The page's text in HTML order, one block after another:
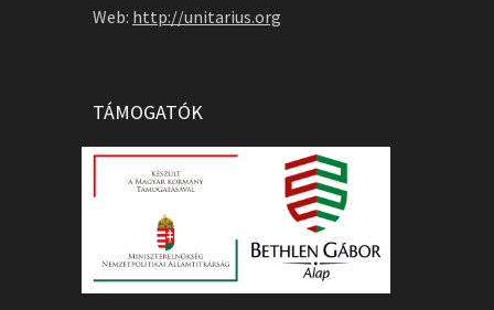
Web: http://unitarius.org
TÁMOGATÓK